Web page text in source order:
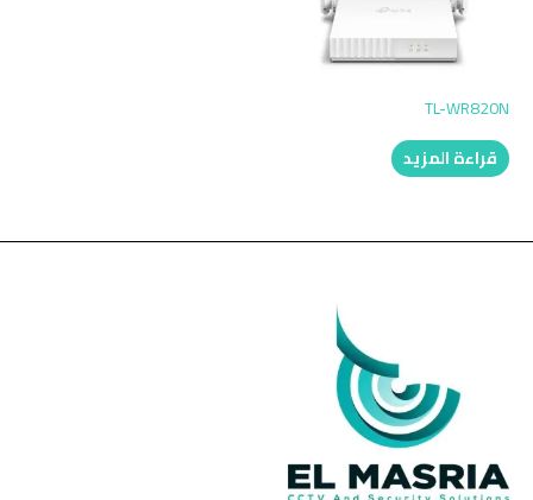
TL-WR820N
قراءة المزيد